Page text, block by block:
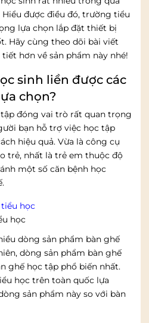
được điều đó, trường tiểu
lựa chọn lắp đặt thiết bị
Hãy cùng theo dõi bài viết
hơn về sản phẩm này nhé!
sinh liền được các
chọn?
đóng vai trò rất quan trọng
bạn hỗ trợ việc học tập
hiệu quả. Vừa là công cụ
trẻ, nhất là trẻ em thuộc độ
một số căn bệnh học
học
dòng sản phẩm bàn ghế
dòng sản phẩm bàn ghế
ghế học tập phổ biến nhất.
học trên toàn quốc lựa
sản phẩm này so với bàn